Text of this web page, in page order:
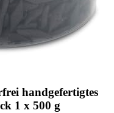
handgefertigtes
1 x 500 g